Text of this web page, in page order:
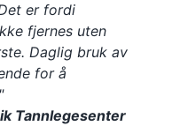
er fordi
fjernes uten
Daglig bruk av
for å
Tannlegesenter